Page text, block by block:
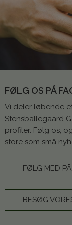
FØLG OS PÅ
Vi deler løbende
Stensballegaard
profiler. Følg os,
store som små
FØLG MED
BESØG